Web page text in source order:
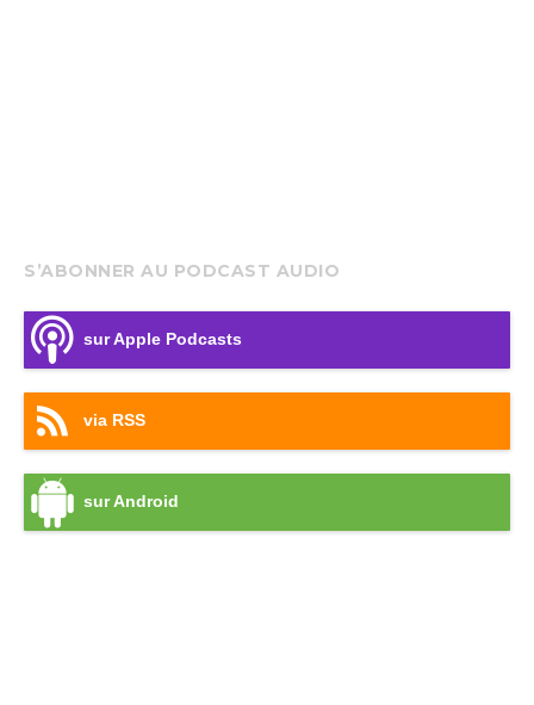
S’ABONNER AU PODCAST AUDIO
sur Apple Podcasts
via RSS
sur Android